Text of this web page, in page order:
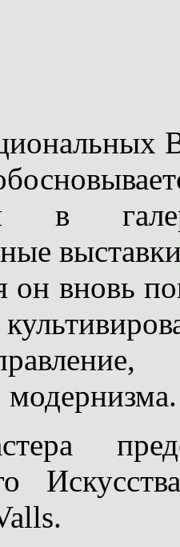
в
он вновь
модернизма.